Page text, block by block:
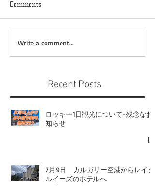
Comments
Write a comment...
Recent Posts
ロッキー1日観光について-残念なお
知らせ
7月9日 カルガリー空港からレイク
ルイーズのホテルへ